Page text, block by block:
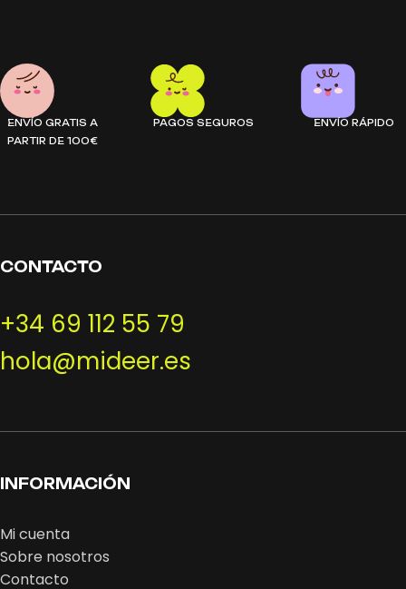
ENVÍO GRATIS A
PARTIR DE 100€
PAGOS SEGUROS ENVÍO RÁPIDO
CONTACTO
+34 69 112 55 79
hola@mideer.es
INFORMACIÓN
Mi cuenta
Sobre nosotros
Contacto